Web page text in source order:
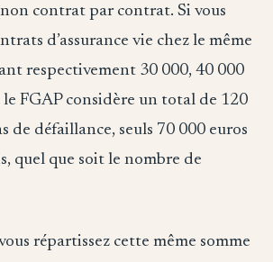
contrat par contrat. Si vous
d’assurance vie chez le même
respectivement 30 000, 40 000
le FGAP considère un total de 120
de défaillance, seuls 70 000 euros
quel que soit le nombre de
répartissez cette même somme